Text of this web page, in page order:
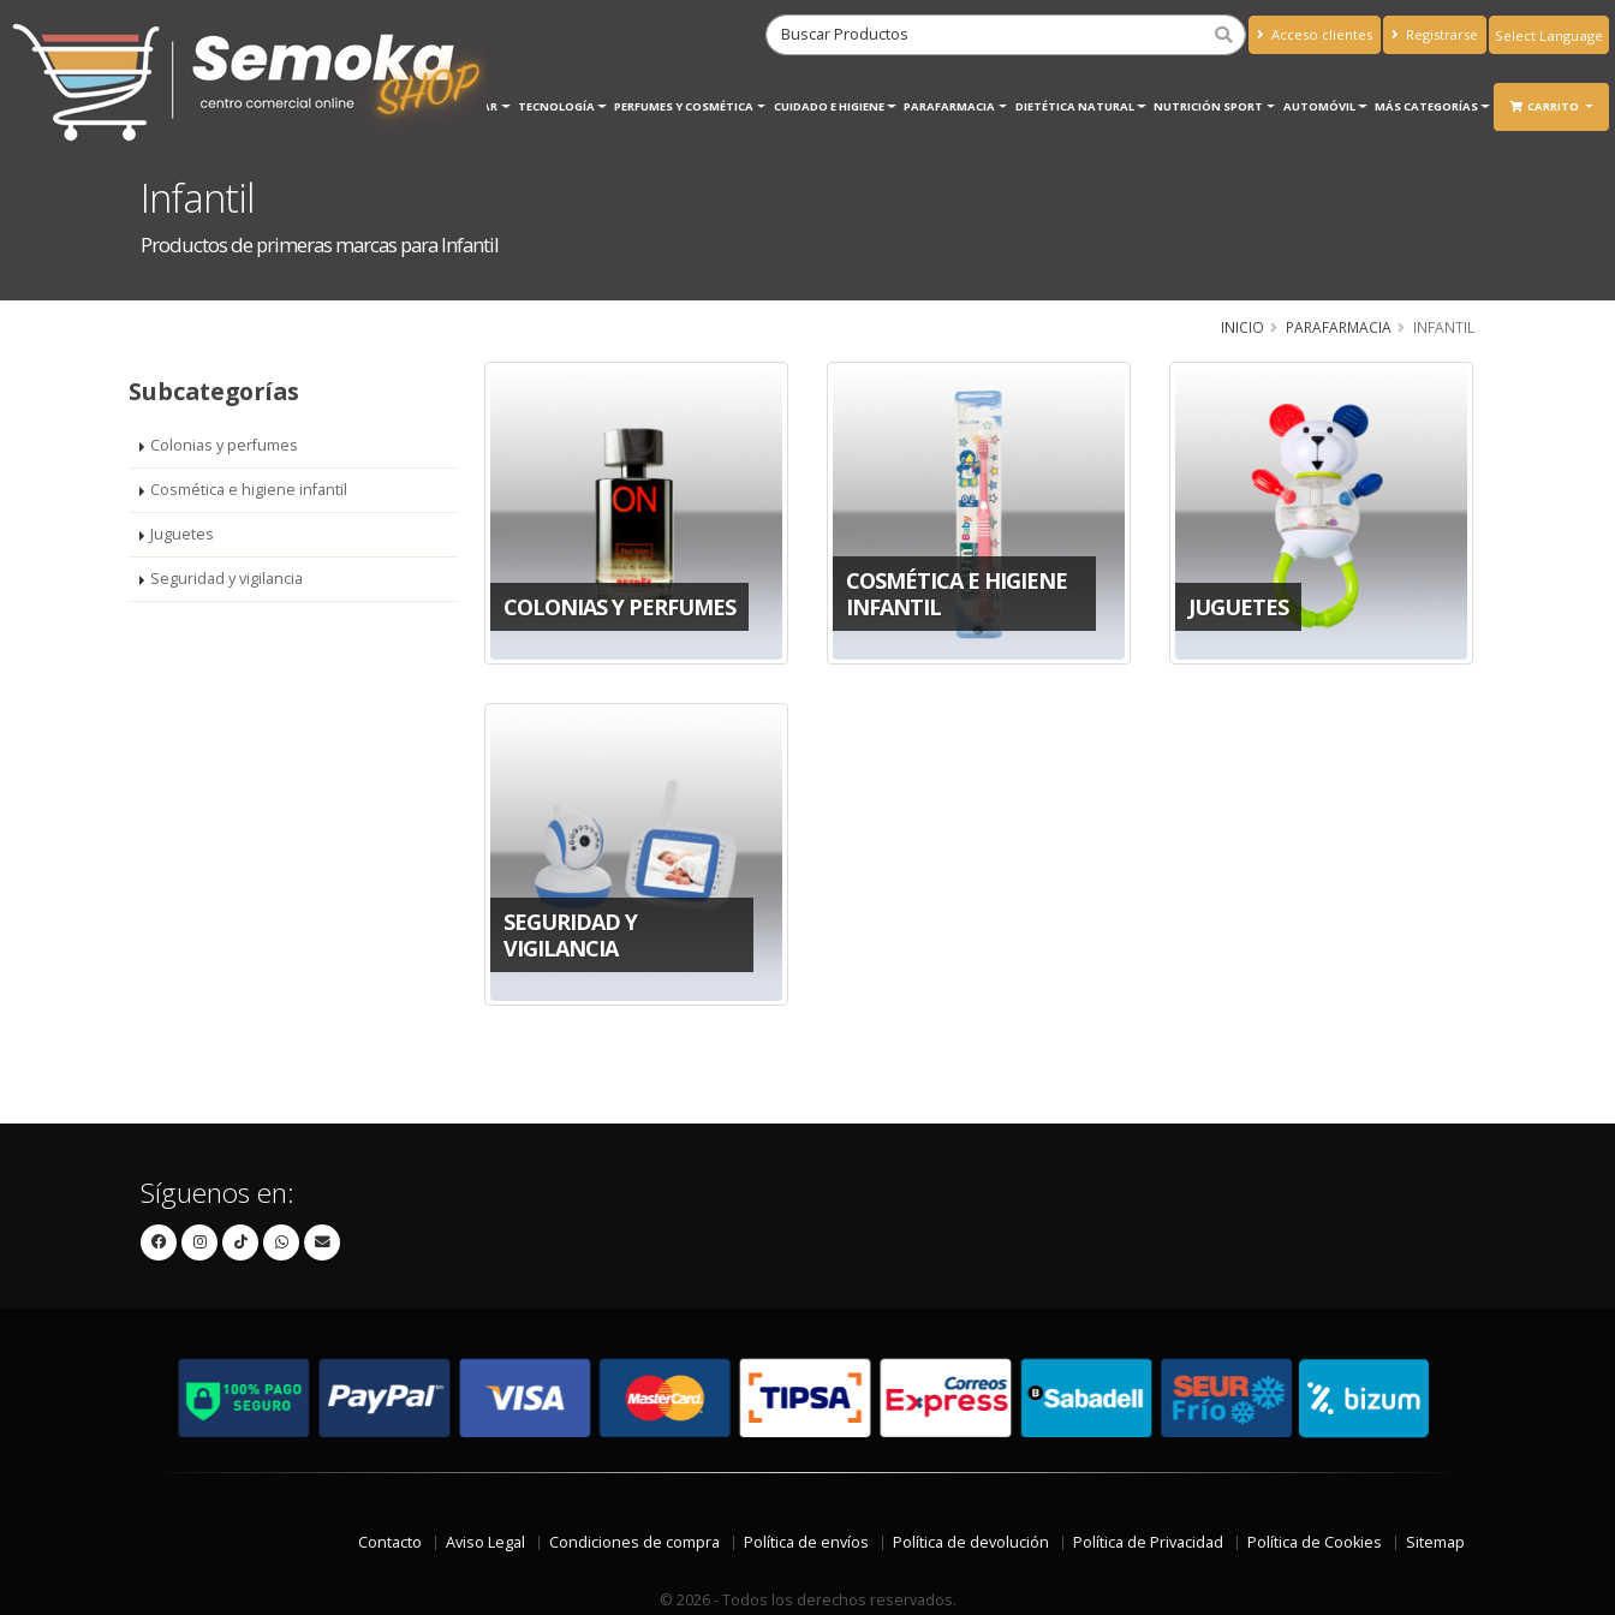
Acceso clientes Registrarse
Translate
INICIO HOGAR TECNOLOGÍA PERFUMES Y COSMÉTICA CUIDADO E HIGIENE PARAFARMACIA DIETÉTICA NATURAL NUTRICIÓN SPORT AUTOMÓVIL MÁS CATEGORÍAS CARRITO
Infantil
Productos de primeras marcas para Infantil
INICIO PARAFARMACIA INFANTIL
Subcategorías
Colonias y perfumes
Cosmética e higiene infantil
Juguetes
Seguridad y vigilancia
COLONIAS Y PERFUMES
COSMÉTICA E HIGIENE
INFANTIL
JUGUETES
SEGURIDAD Y
VIGILANCIA
Síguenos en:
Contacto Aviso Legal Condiciones de compra Política de envíos Política de devolución Política de Privacidad Política de Cookies Sitemap
© 2026 - Todos los derechos reservados.